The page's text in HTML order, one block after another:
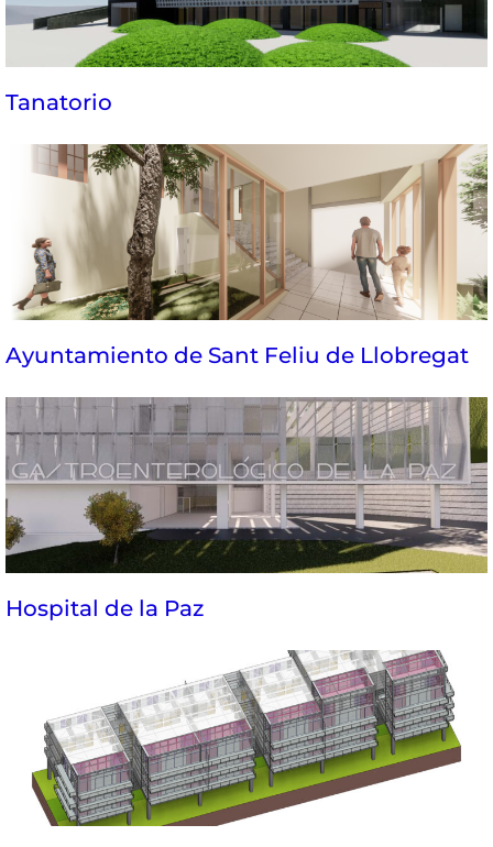
Tanatorio
Ayuntamiento de Sant Feliu de Llobregat
Hospital de la Paz